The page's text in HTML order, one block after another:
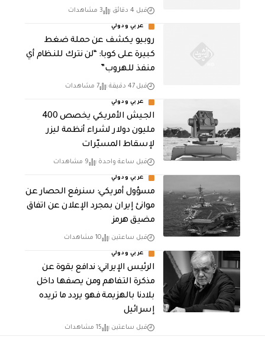
قبل 4 دقائق 3 مشاهدات
عربي ودولي
روبيو يكشف عن حملة ضغط
كبيرة على كوبا: “لن نترك للنظام أي
منفذ للهروب”
قبل 47 دقيقة 7 مشاهدات
عربي ودولي
الجيش الأمريكي يخصص 400
مليون دولار لشراء أنظمة ليزر
لإسقاط المسيّرات
قبل ساعة واحدة 9 مشاهدات
عربي ودولي
مسؤول أمريكي: سنرفع الحصار عن
موانئ إيران بمجرد الإعلان عن اتفاق
مضيق هرمز
قبل ساعتين 10 مشاهدات
عربي ودولي
الرئيس الإيراني: ندافع بقوة عن
مذكرة التفاهم ومن يصفها داخل
بلادنا بالهزيمة فهو يردد ما تريده
إسرائيل
قبل ساعتين 15 مشاهدات